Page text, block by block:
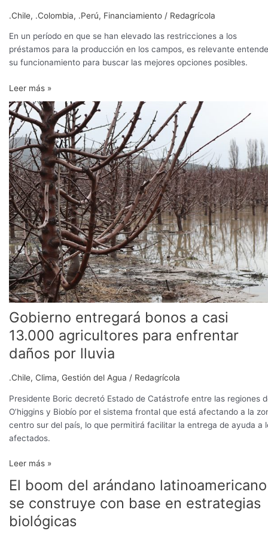
.Chile, .Colombia, .Perú, Financiamiento / Redagrícola
En un período en que se han elevado las restricciones a los
préstamos para la producción en los campos, es relevante
su funcionamiento para buscar las mejores opciones posibles.
Leer más »
Gobierno entregará bonos a casi
13.000 agricultores para enfrentar
daños por lluvia
.Chile, Clima, Gestión del Agua / Redagrícola
Presidente Boric decretó Estado de Catástrofe entre las regiones
O’higgins y Biobío por el sistema frontal que está afectando a la
centro sur del país, lo que permitirá facilitar la entrega de ayuda a
afectados.
Gobierno
entregará
bonos
a
casi
13.000
agricultores
para
enfrentar
daños
por
lluvia
Leer más »
El boom del arándano latinoamericano
se construye con base en estrategias
biológicas
El
del
arándano